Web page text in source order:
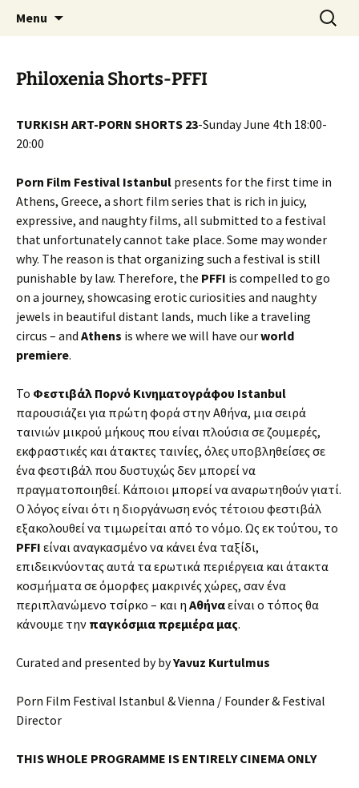
AthensPFF
Menu
Search
for:
Philoxenia Shorts-PFFI
TURKISH ART-PORN SHORTS 23-Sunday June 4th 18:00-
20:00
Porn Film Festival Istanbul presents for the first time in
Athens, Greece, a short film series that is rich in juicy,
expressive, and naughty films, all submitted to a festival
that unfortunately cannot take place. Some may wonder
why. The reason is that organizing such a festival is still
punishable by law. Therefore, the PFFI is compelled to go
on a journey, showcasing erotic curiosities and naughty
jewels in beautiful distant lands, much like a traveling
circus – and Athens is where we will have ourworld
premiere.
Το Φεστιβάλ Πορνό Κινηματογράφου Istanbul
παρουσιάζει για πρώτη φορά στην Αθήνα, μια σειρά
ταινιών μικρού μήκους που είναι πλούσια σε ζουμερές,
εκφραστικές και άτακτες ταινίες, όλες υποβληθείσες σε
ένα φεστιβάλ που δυστυχώς δεν μπορεί να
πραγματοποιηθεί. Κάποιοι μπορεί να αναρωτηθούν γιατί.
Ο λόγος είναι ότι η διοργάνωση ενός τέτοιου φεστιβάλ
εξακολουθεί να τιμωρείται από το νόμο. Ως εκ τούτου, το
PFFI είναι αναγκασμένο να κάνει ένα ταξίδι,
επιδεικνύοντας αυτά τα ερωτικά περιέργεια και άτακτα
κοσμήματα σε όμορφες μακρινές χώρες, σαν ένα
περιπλανώμενο τσίρκο – και η Αθήναείναι ο τόπος θα
κάνουμε την παγκόσμια πρεμιέρα μας.
Curated and presented by byYavuz Kurtulmus
Porn Film Festival Istanbul & Vienna / Founder & Festival
Director
THIS WHOLE PROGRAMME IS ENTIRELY CINEMA ONLY